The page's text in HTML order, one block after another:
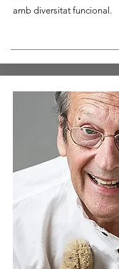
amb diversitat funcional.